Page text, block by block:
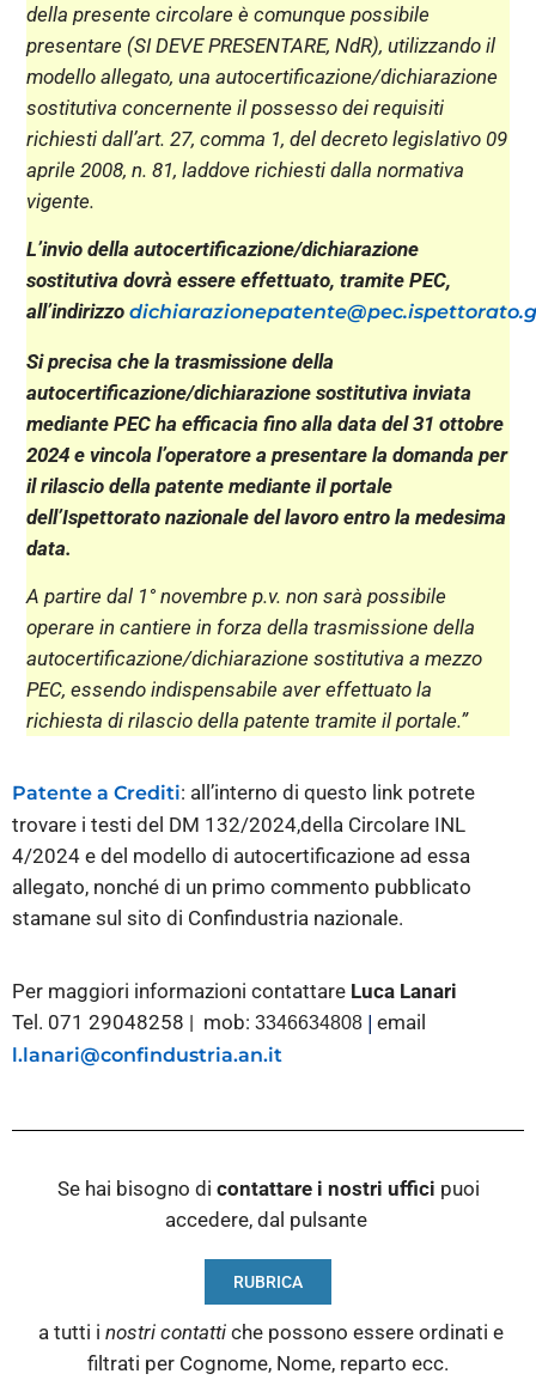
della presente circolare è comunque possibile
presentare (SI DEVE PRESENTARE, NdR), utilizzando il
modello allegato, una autocertificazione/dichiarazione
sostitutiva concernente il possesso dei requisiti
richiesti dall’art. 27, comma 1, del decreto legislativo 09
aprile 2008, n. 81, laddove richiesti dalla normativa
vigente.
L’invio della autocertificazione/dichiarazione
sostitutiva dovrà essere effettuato, tramite PEC,
all’indirizzo
Si precisa che la trasmissione della
autocertificazione/dichiarazione sostitutiva inviata
mediante PEC ha efficacia fino alla data del 31 ottobre
2024 e vincola l’operatore a presentare la domanda per
il rilascio della patente mediante il portale
dell’Ispettorato nazionale del lavoro entro la medesima
data.
A partire dal 1° novembre p.v. non sarà possibile
operare in cantiere in forza della trasmissione della
autocertificazione/dichiarazione sostitutiva a mezzo
PEC, essendo indispensabile aver effettuato la
richiesta di rilascio della patente tramite il portale.”
Patente a Crediti: all’interno di questo link potrete
trovare i testi del DM 132/2024,della Circolare INL
4/2024 e del modello di autocertificazione ad essa
allegato, nonché di un primo commento pubblicato
stamane sul sito di Confindustria nazionale.
Per maggiori informazioni contattare Luca Lanari
Tel. 071 29048258 | mob: 3346634808 email
l.lanari@confindustria.an.it
Se hai bisogno di contattare i nostri uffici puoi
accedere, dal pulsante
RUBRICA
a tutti i nostri contatti che possono essere ordinati e
filtrati per Cognome, Nome, reparto ecc.